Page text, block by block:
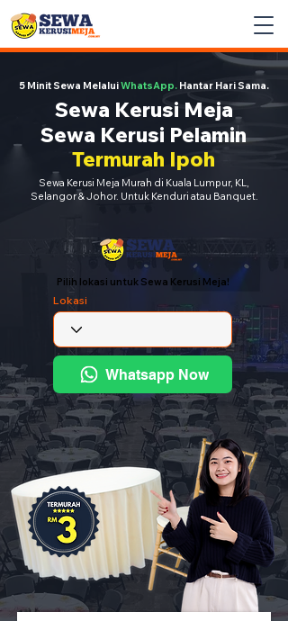
5 Minit Sewa MelaluiWhatsApp.Hantar Hari Sama.
Sewa Kerusi Meja
Sewa Kerusi Pelamin
Termurah Ipoh
Sewa Kerusi Meja Murah di Kuala Lumpur, KL,
Selangor & Johor. Untuk Kenduri atau Banquet.
Pilih lokasi untuk Sewa Kerusi Meja!
Lokasi
Whatsapp Now